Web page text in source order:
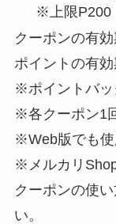
※上限P200
クーポンの有
ポイントの有
※ポイントバッ
※各クーポン1
※Web版でも
※メルカリ
クーポンの使
い。